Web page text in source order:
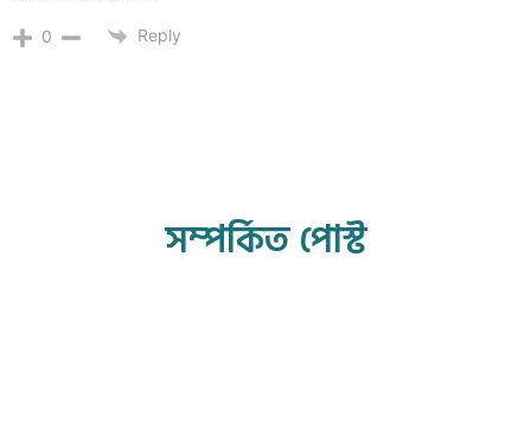
0 Reply
সম্পর্কিত পোস্ট